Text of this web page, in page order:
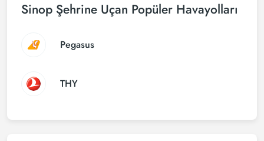
Sinop Şehrine Uçan Popüler Havayolları
Pegasus
THY